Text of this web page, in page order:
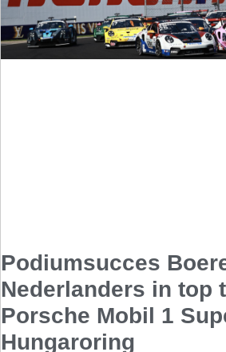
Podiumsucces
Nederlanders in top
Porsche Mobil 1
Hungaroring